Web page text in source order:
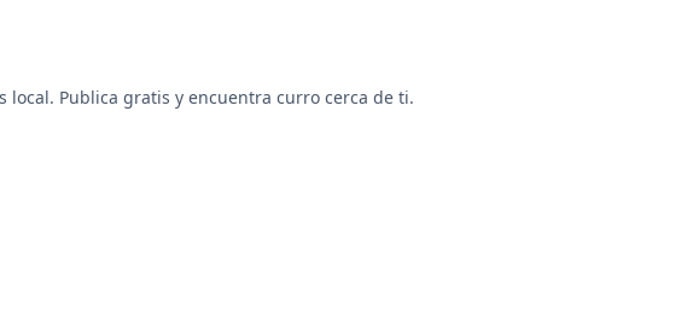
local. Publica gratis y encuentra curro cerca de ti.